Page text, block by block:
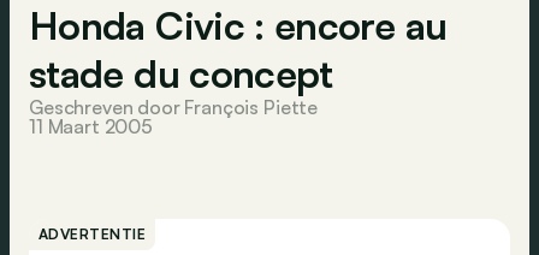
Honda Civic : encore au
stade du concept
Geschreven door François Piette
11 Maart 2005
ADVERTENTIE